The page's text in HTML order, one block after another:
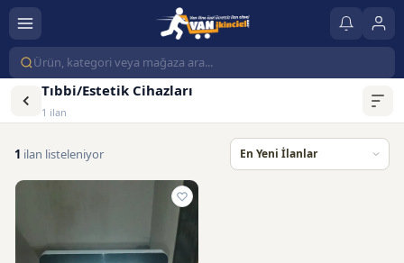
Tıbbi/Estetik Cihazları
1 ilan
1 ilan listeleniyor